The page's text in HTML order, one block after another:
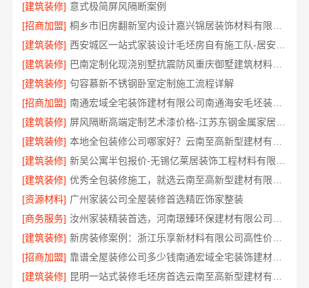
[建筑装修] 意式极简屏风隔断案例
[招商加盟]
[建筑装修]
[建筑装修]
巴南定制化现浇别墅抗震防风重庆御墅建筑材料有限公司
[建筑装修] 句容慕新不锈钢卧室定制施工流程详解
[招商加盟]
南通宏域全宅装饰建材有限公司南通海安毛坯装饰公司设计
[建筑装修]
[建筑装修]
[建筑装修]
[建筑装修]
[资源材料] 广州家装公司全屋装修首选精匠饰家整装
[商务服务]
[建筑装修]
新房装修案例：浙江乐享新材料有限公司高性价比整装
[招商加盟]
靠谱全屋装修公司多少钱南通宏域全宅装饰建材有限公司透明报价
[建筑装修]